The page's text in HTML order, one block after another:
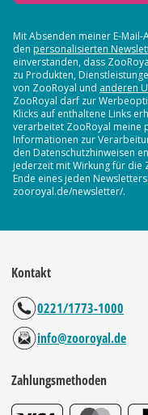
Mit Absenden meiner E-
den personalisierten
einverstanden, dass
zu Produkten,
von ZooRoyal und anderen
ZooRoyal darf zur
Klicks auf enthaltene Links
verarbeitet ZooRoyal meine
Informationen zur
den Datenschutzhinweisen
jederzeit mit Wirkung für die
Ende eines jeden
zooroyal.de/newsletter/.
Kontakt
0221/1773-1000
info@zooroyal.de
Zahlungsmethoden